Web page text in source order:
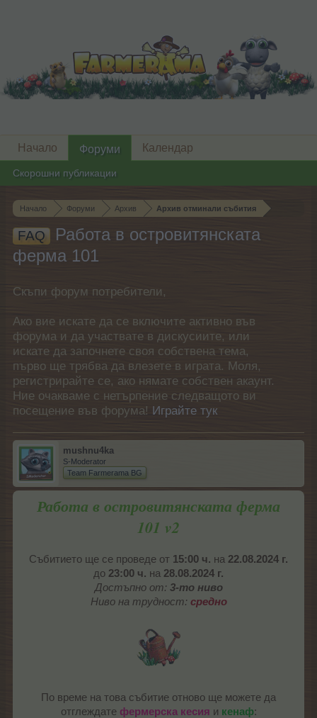
Начало Форуми Архив Архив отминали събития
FAQ
Работа в островитянската
ферма 101
Скъпи форум потребители,
Ако вие искате да се включите активно във
форума и да участвате в дискусиите, или
искате да започнете своя собствена тема,
първо ще трябва да влезете в играта. Моля,
регистрирайте се, ако нямате собствен акаунт.
Ние очакваме с нетърпение следващото ви
посещение във форума! Играйте тук
mushnu4ka
S-Moderator
Team Farmerama BG
Работа в островитянската ферма
101 v2
Събитието ще се проведе от 15:00 ч. на 22.08.2024 г.
до 23:00 ч. на 28.08.2024 г.
Достъпно от: 3-то ниво
Ниво на трудност: средно
По време на това събитие отново ще можете да
отглеждате фермерска кесия и кенаф:
Начало Форуми
Скорошни публикации
Календар